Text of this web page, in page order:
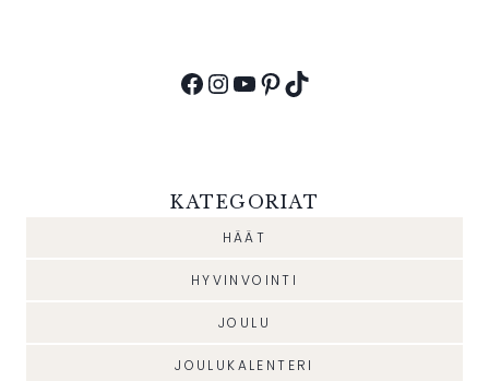
Facebook
Instagram
YouTube
Pinterest
TikTok
KATEGORIAT
HÄÄT
HYVINVOINTI
JOULU
JOULUKALENTERI